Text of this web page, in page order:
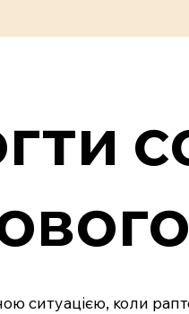
ситуацією, коли